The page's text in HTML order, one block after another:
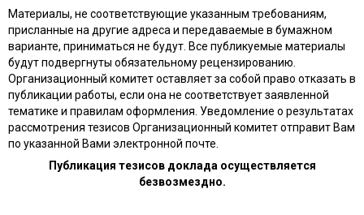
Материалы, не соответствующие указанным требованиям,
присланные на другие адреса и передаваемые в бумажном
варианте, приниматься не будут. Все публикуемые материалы
будут подвергнуты обязательному рецензированию.
Организационный комитет оставляет за собой право отказать в
публикации работы, если она не соответствует заявленной
тематике и правилам оформления. Уведомление о результатах
рассмотрения тезисов Организационный комитет отправит Вам
по указанной Вами электронной почте.
Публикация тезисов доклада осуществляется
безвозмездно.